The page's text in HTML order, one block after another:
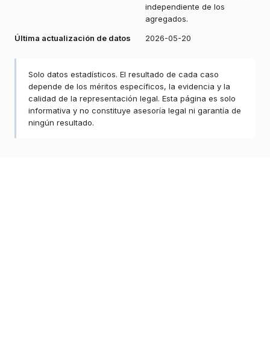
independiente de los
agregados.
Última actualización de datos
2026-05-20
Solo datos estadísticos. El resultado de cada caso
depende de los méritos específicos, la evidencia y la
calidad de la representación legal. Esta página es solo
informativa y no constituye asesoría legal ni garantía de
ningún resultado.